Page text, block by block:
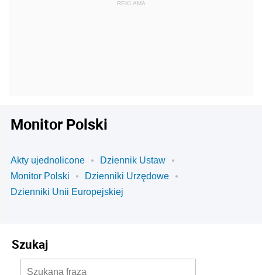
Monitor Polski
Akty ujednolicone
Dziennik Ustaw
Monitor Polski
Dzienniki Urzędowe
Dzienniki Unii Europejskiej
Szukaj